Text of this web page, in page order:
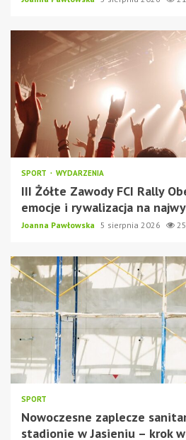
SPORT WYDARZENIA
III Żółte Zawody FCI Rally
emocje i rywalizacja na
Joanna Pawłowska 5 sierpnia 2026 25
SPORT
Nowoczesne zaplecze
stadionie w Jasieniu – krok